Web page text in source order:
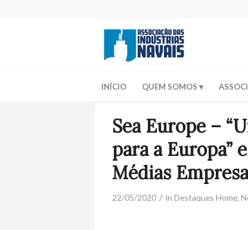
INÍCIO QUEM SOMOS
Sea Europe –
para a Europa”
Médias
22/05/2020 / in Destaques Home,